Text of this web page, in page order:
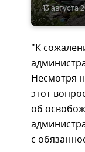
13 августа
"К
Несмотря
этот
об
с